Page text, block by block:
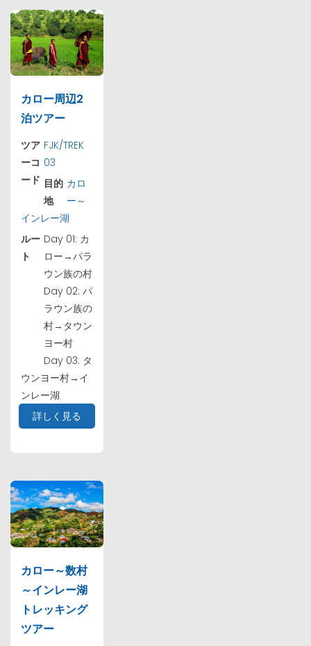
カロー周辺2
泊ツアー
ツア
ーコ
ード
FJK/TREK
03
目的
地
カロ
ー～
インレー湖
ルー
ト
Day 01: カ
ロー→パラ
ウン族の村
Day 02: パ
ラウン族の
村→タウン
ヨー村
Day 03: タ
ウンヨー村→イ
ンレー湖
詳しく見る
カロー～数村
～インレー湖
トレッキング
ツアー